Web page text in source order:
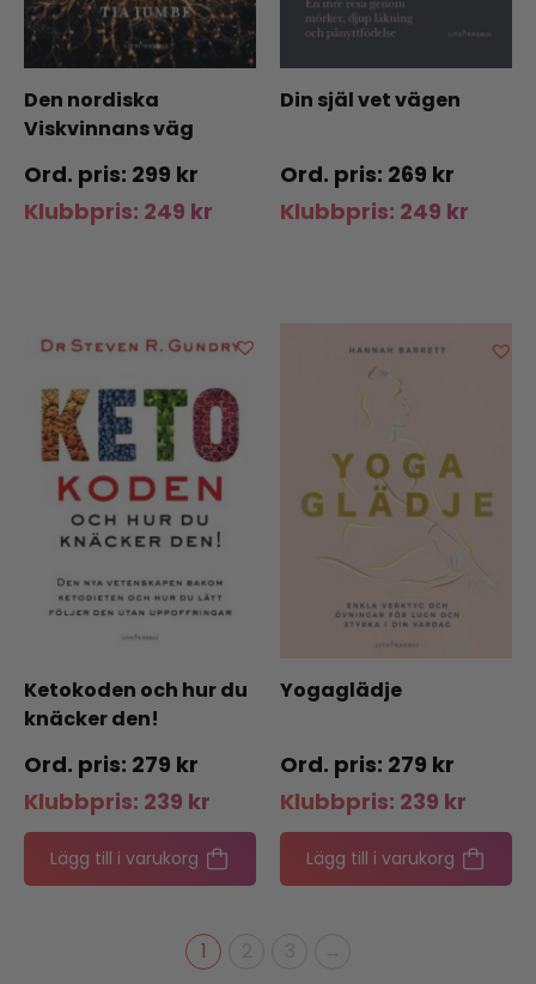
Den nordiska
Viskvinnans väg
299 kr
Klubbpris: 249 kr
Din själ vet vägen
269 kr
Klubbpris: 249 kr
Ketokoden och hur du
knäcker den!
279 kr
Klubbpris: 239 kr
Lägg till i varukorg
Yogaglädje
279 kr
Klubbpris: 239 kr
Lägg till i varukorg
1